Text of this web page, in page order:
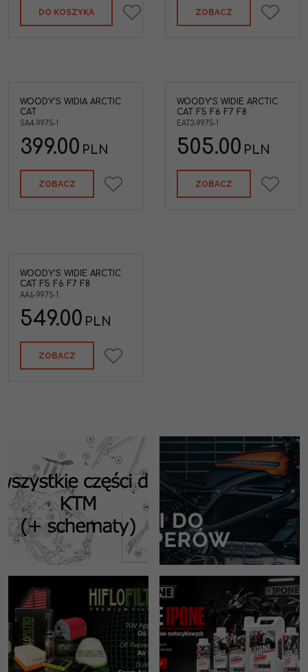
DO KOSZYKA ZOBACZ
WOODY'S WIDIA ARCTIC
CAT
SA4-9975-1
399.00 PLN
ZOBACZ
WOODY'S Widie Arctic Cat
WOODY'S WIDIE ARCTIC
CAT F5 F6 F7 F8
EAT3-9975-1
505.00 PLN
ZOBACZ
WOODY'S WIDIE ARCTIC
CAT F5 F6 F7 F8
AA6-9975-1
549.00 PLN
ZOBACZ